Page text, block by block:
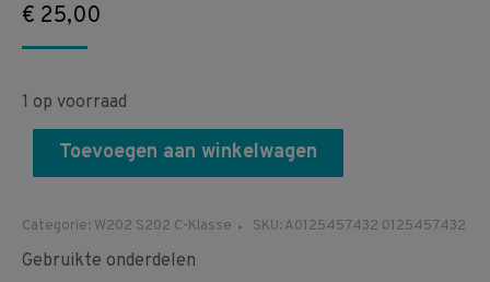
€ 25,00
1 op voorraad
Toevoegen aan winkelwagen
Categorie: W202 S202 C-Klasse SKU:A0125457432 0125457432
Gebruikte onderdelen